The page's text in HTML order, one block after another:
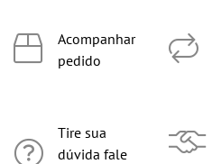
Acompanhar
pedido
Tire sua
dúvida fale